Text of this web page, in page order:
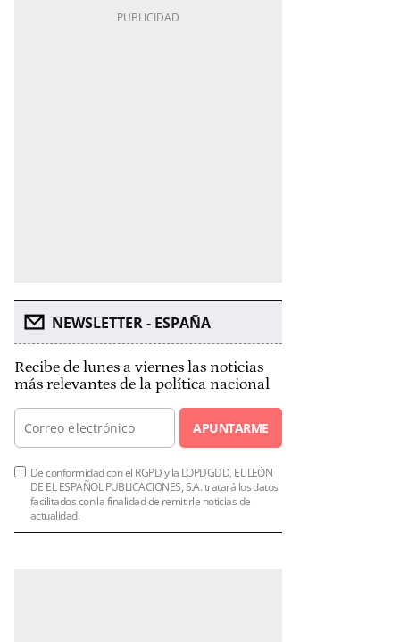
NEWSLETTER - ESPAÑA
Recibe de lunes a viernes las noticias
más relevantes de la política nacional
APUNTARME
De conformidad con el RGPD y la LOPDGDD, EL LEÓN
DE EL ESPAÑOL PUBLICACIONES, S.A. tratará los datos
facilitados con la finalidad de remitirle noticias de
actualidad.